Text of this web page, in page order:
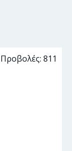
Προβολές: 811